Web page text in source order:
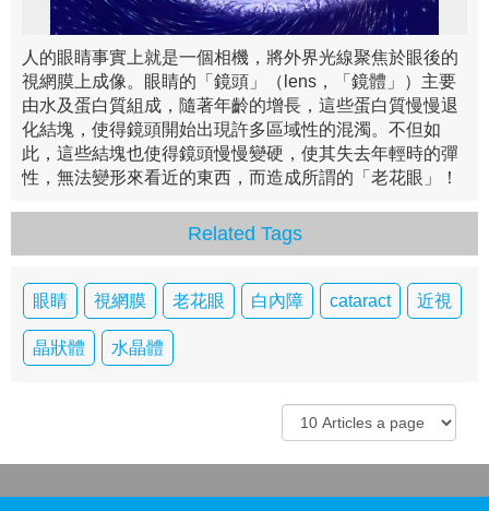
人的眼睛事實上就是一個相機，將外界光線聚焦於眼後的
視網膜上成像。眼睛的「鏡頭」（lens，「鏡體」）主要
由水及蛋白質組成，隨著年齡的增長，這些蛋白質慢慢退
化結塊，使得鏡頭開始出現許多區域性的混濁。不但如
此，這些結塊也使得鏡頭慢慢變硬，使其失去年輕時的彈
性，無法變形來看近的東西，而造成所謂的「老花眼」！
Related Tags
眼睛 視網膜 老花眼 白內障 cataract 近視
晶狀體 水晶體